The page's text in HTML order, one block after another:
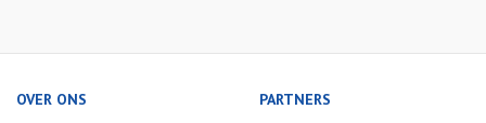
OVER ONS PARTNERS